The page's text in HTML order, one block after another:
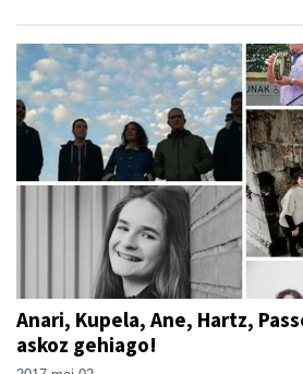
Anari, Kupela, Ane, Hartz,
askoz gehiago!